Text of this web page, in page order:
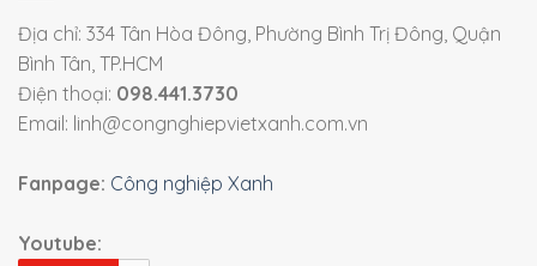
Địa chỉ: 334 Tân Hòa Đông, Phường Bình Trị Đông, Quận
Bình Tân, TP.HCM
Điện thoại: 098.441.3730
Email: linh@congnghiepvietxanh.com.vn
Fanpage: Công nghiệp Xanh
Youtube: